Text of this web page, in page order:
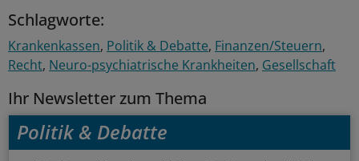
Schlagworte:
Krankenkassen Politik & Debatte Finanzen/Steuern
Recht Neuro-psychiatrische Krankheiten Gesellschaft
Ihr Newsletter zum Thema
Politik & Debatte